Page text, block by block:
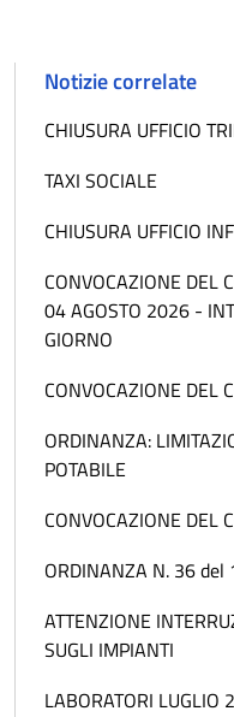
Notizie correlate
CHIUSURA UFFICIO
TAXI SOCIALE
CHIUSURA UFFICIO
CONVOCAZIONE DEL
04 AGOSTO 2026 -
GIORNO
CONVOCAZIONE DEL
ORDINANZA:
POTABILE
CONVOCAZIONE DEL
ORDINANZA N. 36
ATTENZIONE
SUGLI IMPIANTI
LABORATORI LUGLIO